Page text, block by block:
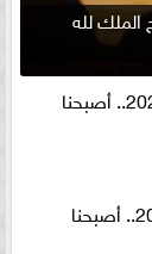
وأصبح الملك لله
أذكار الصباح الخميس 6-8- 2026.. أصبحنا
أذكار الصباح الأربعاء 5-8- 2026.. أصبحنا